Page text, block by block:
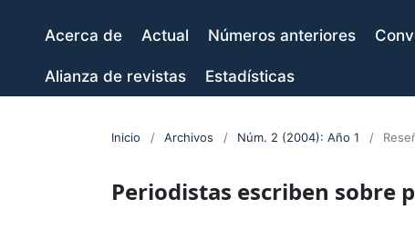
Acerca de Actual Números anteriores
Alianza de revistas Estadísticas
Inicio / Archivos / Núm. 2 (2004): Año 1 /
Periodistas escriben sobre